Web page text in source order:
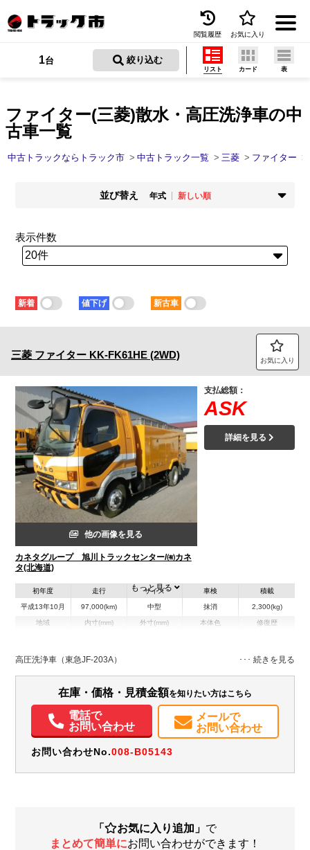
トラック買取
お問い合わせ
トラック市FC会員専用ページはこちら
閲覧履歴 お気に入り
ファイター(三菱)散水・高圧洗浄車の中
古車一覧
1台 絞り込む
リスト カード 表
中古トラックならトラック市 中古トラック一覧 三菱 ファイター
並び替え 年式
新しい順
新着順
走行距離
少ない順
多い順
価格
安い順
高い順
少ない順
多い順
短い順
表示件数
新着 値下げ 新古車
三菱 ファイター KK-FK61HE (2WD) お気に入り
他の画像を見る
カネタグループ 旭川トラックセンター/㈲カネ
タ(北海道)
支払総額：
ASK
詳細を見る
初年度
平成13年10月
走行
97,000(km)
サイズ
中型
車検
抹消
積載
2,300(kg)
地域 内寸(mm) 外寸(mm) 本体色 修復歴
エアコン パワステ パワーウィンドウ ABS エアバッグ
もっと見る
高圧洗浄車（東急JF-203A）
在庫・価格・見積金額を知りたい方はこちら
電話で
お問い合わせ
メールで
お問い合わせ
お問い合わせNo.008-B05143
「 お気に入り追加」 で
まとめて簡単にお問い合わせができます！